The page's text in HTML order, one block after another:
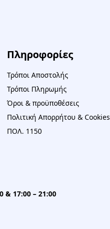
Πληροφορίες
Τρόποι Αποστολής
Τρόποι Πληρωμής
Όροι & προϋποθέσεις
Πολιτική Απορρήτου & Cookies
ΠΟΛ. 1150
& 17:00 – 21:00